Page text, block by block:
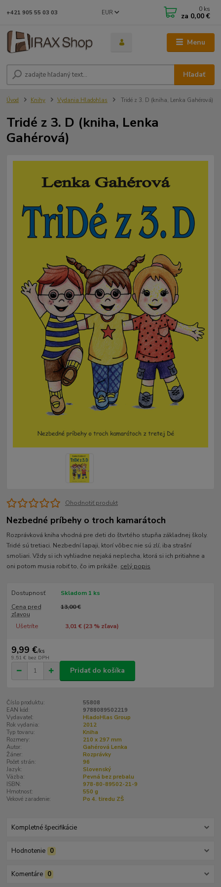
Menu
EUR
Hľadať
+421 905 55 03 03 0 ks
za 0,00 €
Úvod Knihy Vydania Hladohlas Tridé z 3. D (kniha, Lenka Gahérová)
Tridé z 3. D (kniha, Lenka
Gahérová)
Ohodnotiť produkt
Nezbedné príbehy o troch kamarátoch
Rozprávková kniha vhodná pre deti do štvrtého stupňa základnej školy.
Tridé sú tretiaci. Nezbední lapaji, ktorí vôbec nie sú zlí, iba strašní
smoliari. Vždy si ich vyhliadne nejaká neplecha, ktorá si ich pritiahne a
oni potom musia robiť to, čo im prikáže. celý popis
Dostupnosť
Skladom 1 ks
Cena pred
zľavou
13,00 €
Ušetríte 3,01 € (23% zľava)
9,99 €/ks
9,51 € bez DPH
Pridať do košíka
Číslo produktu:
55808
EAN kód:
9788089502219
Vydavateľ:
HladoHlas Group
Rok vydania:
2012
Typ tovaru:
Kniha
Rozmery:
210 x 297 mm
Autor:
Gahérová Lenka
Žáner:
Rozprávky
Počet strán:
96
Jazyk:
Slovenský
Väzba:
Pevná bez prebalu
ISBN:
978-80-89502-21-9
Hmotnosť:
550 g
Vekové zaradenie:
Po 4. tiredu ZŠ
Kompletné špecifikácie
Hodnotenie 0
Komentáre 0